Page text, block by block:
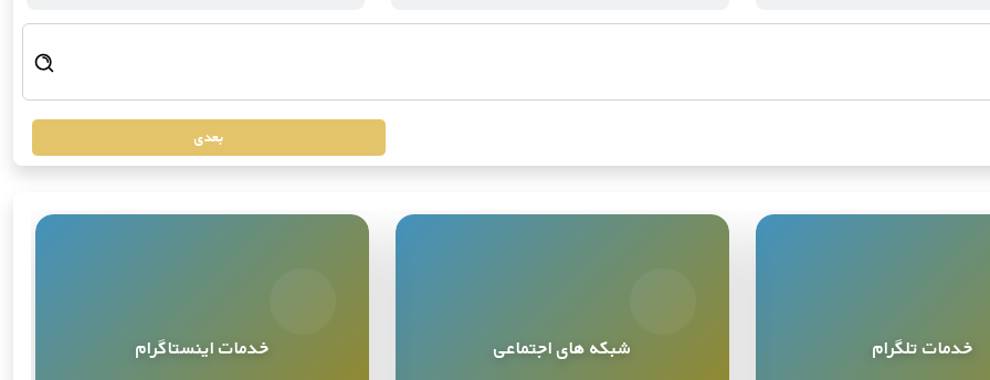
بعدی
خدمات تلگرام شبکه های اجتماعی خدمات اینستاگرام